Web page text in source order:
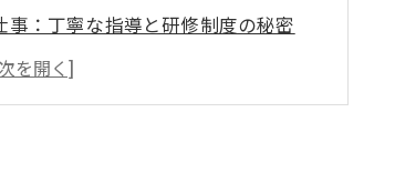
：丁寧な指導と研修制度の秘密
者が着実に収入アップできる仕組み
解体工の高収入に繋がる理由
から高収入を実現する道のり